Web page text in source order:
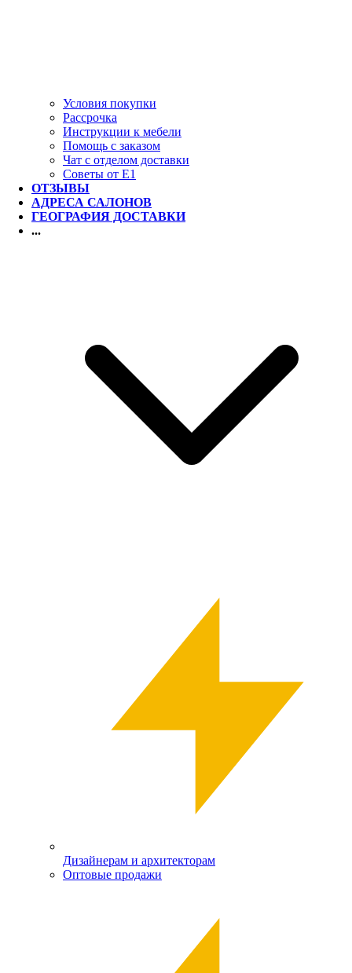
Условия покупки
Рассрочка
Инструкции к мебели
Помощь с заказом
Чат с отделом доставки
Советы от Е1
ОТЗЫВЫ
АДРЕСА САЛОНОВ
ГЕОГРАФИЯ ДОСТАВКИ
...
Дизайнерам и архитекторам
Оптовые продажи